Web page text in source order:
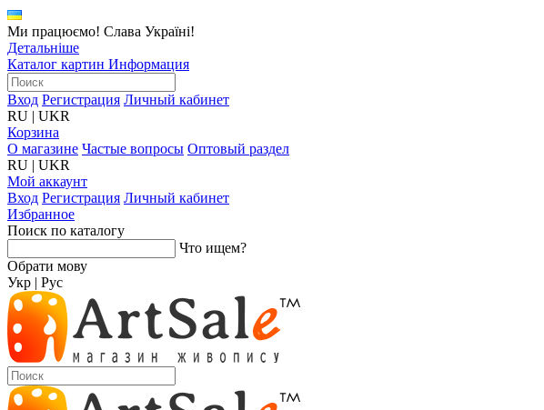
Ми працюємо! Слава Україні!
Детальніше
Каталог картин Информация
Вход Регистрация Личный кабинет
RU | UKR
Корзина
О магазине Частые вопросы Оптовый раздел
RU | UKR
Мой аккаунт
Вход Регистрация Личный кабинет
Избранное
Поиск по каталогу
Что ищем?
Обрати мову
Укр | Рус